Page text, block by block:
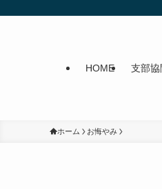
HOME 支部
ホーム お悔やみ